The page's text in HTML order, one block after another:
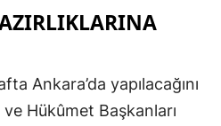
Ankara’da yapılacağını
Hükûmet Başkanları